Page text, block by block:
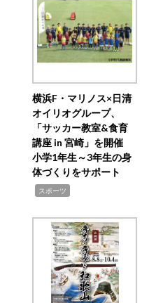
横浜F・マリノス×日清
オイリオグループ、
「サッカー教室&食育
講座 in 宮崎」を開催
小学1年生～3年生の身
体づくりをサポート
スポーツ